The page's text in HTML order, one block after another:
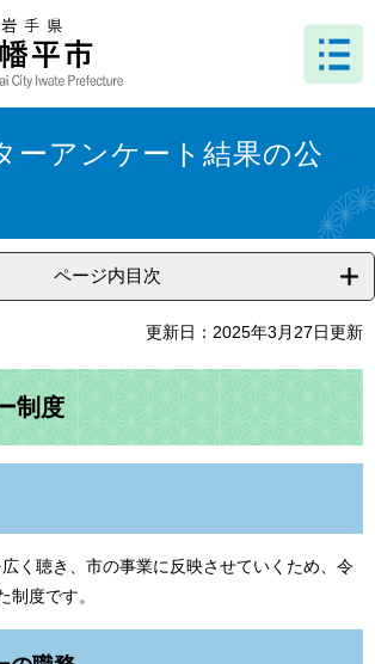
ーアンケート結果の公
ページ内目次
更新日：2025年3月27日更新
制度
く聴き、市の事業に反映させていくため、令
制度です。